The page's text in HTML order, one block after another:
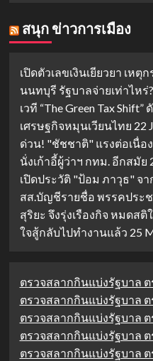
สนุก ข่าวการเมือง
เปิดตัวเลขเงินเยียวยา เห
นนทบุรี รัฐบาลจ่ายเท่าไหร่?
เวที “The Green Tax
เศรษฐกิจหมุนเวียนไทย 22
ด่วน! "ชัชชาติ" แรงต่อเนื่อ
นั่งเก้าอี้ผู้ว่าฯ กทม. อีกสมัย
เปิดประวัติ "ป้อม ภาวุธ" จ
สส.บัญชีรายชื่อ พรรคประ
สุริยะ จึงรุ่งเรืองกิจ หมดส
ใจสู้กลับไปทำงานแล้ว 25
ตรวจสลากกินแบ่งรัฐบาล
ตรวจสลากกินแบ่งรัฐบาล
ตรวจสลากกินแบ่งรัฐบาล
ตรวจสลากกินแบ่งรัฐบาล
ตรวจสลากกินแบ่งรัฐบาล